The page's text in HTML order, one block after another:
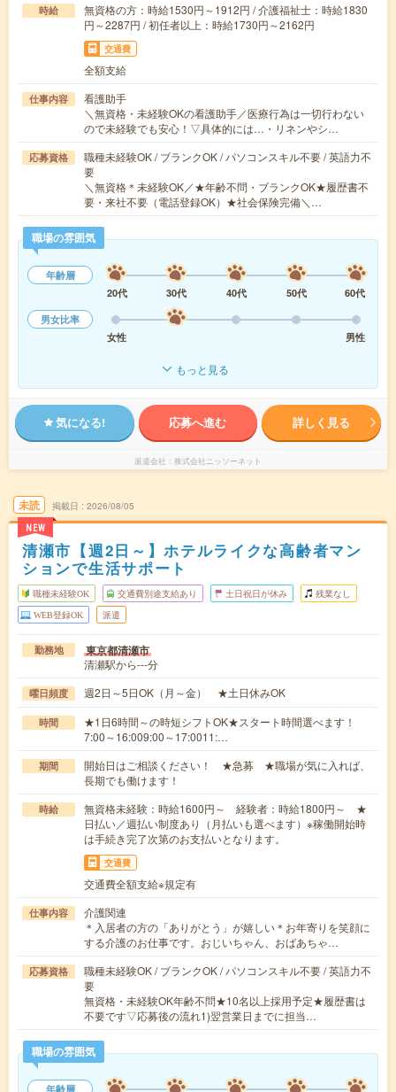
時給
無資格の方：時給1530円～1912円 / 介護福祉士：時給1830
円～2287円 / 初任者以上：時給1730円～2162円
交通費
全額支給
仕事内容
看護助手
＼無資格・未経験OKの看護助手／医療行為は一切行わない
ので未経験でも安心！▽具体的には…・リネンやシ…
応募資格
職種未経験OK / ブランクOK / パソコンスキル不要 / 英語力不
要
＼無資格＊未経験OK／★年齢不問・ブランクOK★履歴書不
要・来社不要（電話登録OK）★社会保険完備＼…
職場の雰囲気
年齢層
20代
30代 40代 50代
60代
男女比率
女性
男性
もっと見る
気になる! 応募へ進む 詳しく見る
派遣会社 株式会社ニッソーネット
未読
NEW
掲載日 2026/08/05
清瀬市【週2日～】ホテルライクな高齢者マン
ションで生活サポート
職種未経験OK 交通費別途支給あり 土日祝日が休み 残業なし
WEB登録OK 派遣
勤務地 東京都清瀬市
清瀬駅から---分
曜日頻度 週2日～5日OK（月～金） ★土日休みOK
時間
★1日6時間～の時短シフトOK★スタート時間選べます！
7:00～16:009:00～17:0011:…
期間
開始日はご相談ください！ ★急募 ★職場が気に入れば、
長期でも働けます！
時給
無資格未経験：時給1600円～ 経験者：時給1800円～ ★
日払い／週払い制度あり（月払いも選べます）※稼働開始時
は手続き完了次第のお支払いとなります。
交通費
交通費全額支給※規定有
仕事内容
介護関連
＊入居者の方の「ありがとう」が嬉しい＊お年寄りを笑顔に
する介護のお仕事です。おじいちゃん、おばあちゃ…
応募資格
職種未経験OK / ブランクOK / パソコンスキル不要 / 英語力不
要
無資格・未経験OK年齢不問★10名以上採用予定★履歴書は
不要です▽応募後の流れ1)翌営業日までに担当…
職場の雰囲気
年齢層